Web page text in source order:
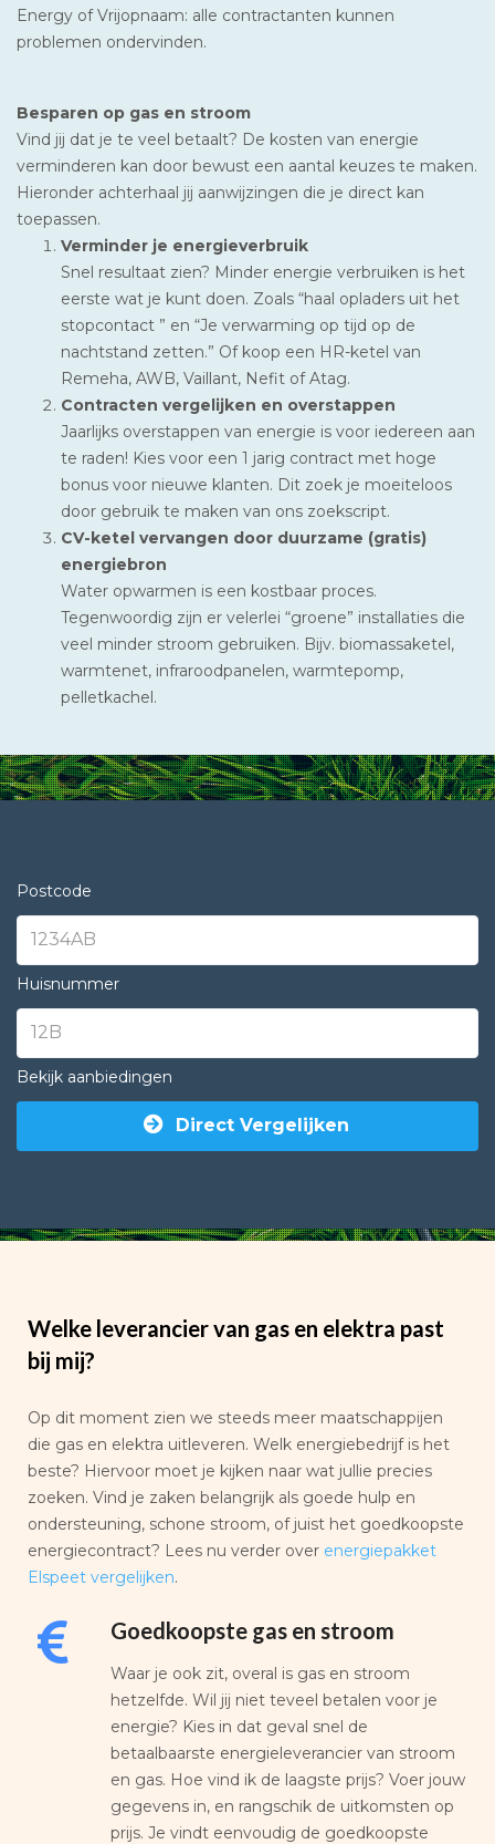
Energy of Vrijopnaam: alle contractanten kunnen
problemen ondervinden.
Besparen op gas en stroom
Vind jij dat je te veel betaalt? De kosten van energie
verminderen kan door bewust een aantal keuzes te maken.
Hieronder achterhaal jij aanwijzingen die je direct kan
toepassen.
Verminder je energieverbruik
Snel resultaat zien? Minder energie verbruiken is het
eerste wat je kunt doen. Zoals “haal opladers uit het
stopcontact ” en “Je verwarming op tijd op de
nachtstand zetten.” Of koop een HR-ketel van
Remeha, AWB, Vaillant, Nefit of Atag.
Contracten vergelijken en overstappen
Jaarlijks overstappen van energie is voor iedereen aan
te raden! Kies voor een 1 jarig contract met hoge
bonus voor nieuwe klanten. Dit zoek je moeiteloos
door gebruik te maken van ons zoekscript.
CV-ketel vervangen door duurzame (gratis)
energiebron
Water opwarmen is een kostbaar proces.
Tegenwoordig zijn er velerlei “groene” installaties die
veel minder stroom gebruiken. Bijv. biomassaketel,
warmtenet, infraroodpanelen, warmtepomp,
pelletkachel.
Postcode
Huisnummer
Bekijk aanbiedingen
Direct Vergelijken
Welke leverancier van gas en elektra past
bij mij?
Op dit moment zien we steeds meer maatschappijen
die gas en elektra uitleveren. Welk energiebedrijf is het
beste? Hiervoor moet je kijken naar wat jullie precies
zoeken. Vind je zaken belangrijk als goede hulp en
ondersteuning, schone stroom, of juist het goedkoopste
energiecontract? Lees nu verder over energiepakket
Elspeet vergelijken.
Goedkoopste gas en stroom
Waar je ook zit, overal is gas en stroom
hetzelfde. Wil jij niet teveel betalen voor je
energie? Kies in dat geval snel de
betaalbaarste energieleverancier van stroom
en gas. Hoe vind ik de laagste prijs? Voer jouw
gegevens in, en rangschik de uitkomsten op
prijs. Je vindt eenvoudig de goedkoopste